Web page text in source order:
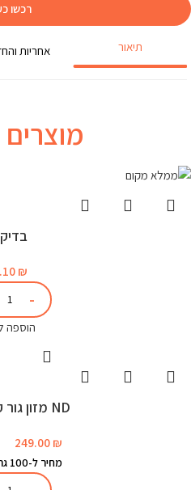
רכשו
תיאור אחריות
₪
הוספה
ND מזון גור קטן 7 ק"ג
249.00 ₪
מחיר ל-100 גרם: ₪3.56